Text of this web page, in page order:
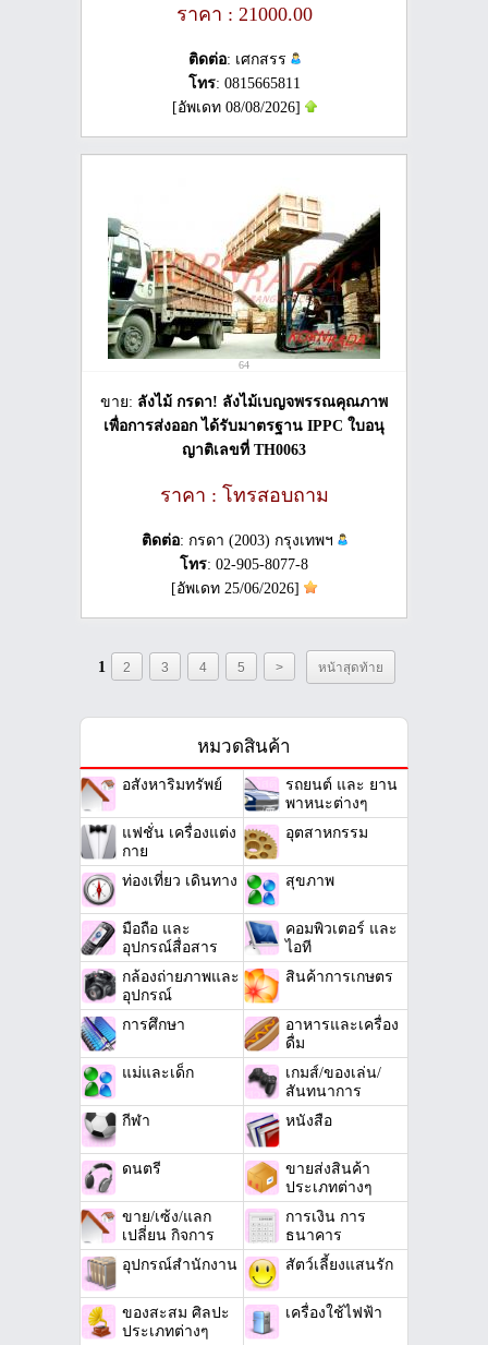
ราคา : 21000.00
ติดต่อ: เศกสรร
โทร: 0815665811
[อัพเดท 08/08/2026]
64
ขาย: ลังไม้ กรดา! ลังไม้เบญจพรรณคุณภาพ
เพื่อการส่งออก ได้รับมาตรฐาน IPPC ใบอนุ
ญาติเลขที่ TH0063
ราคา : โทรสอบถาม
ติดต่อ: กรดา (2003) กรุงเทพฯ
โทร: 02-905-8077-8
[อัพเดท 25/06/2026]
1 2 3 4 5 > หน้าสุดท้าย
หมวดสินค้า
อสังหาริมทรัพย์
รถยนต์ และ ยาน
พาหนะต่างๆ
แฟชั่น เครื่องแต่ง
กาย
อุตสาหกรรม
ท่องเที่ยว เดินทาง สุขภาพ
มือถือ และ
อุปกรณ์สื่อสาร
คอมพิวเตอร์ และ
ไอที
กล้องถ่ายภาพและ
อุปกรณ์
สินค้าการเกษตร
การศึกษา
อาหารและเครื่อง
ดื่ม
แม่และเด็ก
เกมส์/ของเล่น/
สันทนาการ
กีฬา
หนังสือ
ดนตรี
ขายส่งสินค้า
ประเภทต่างๆ
ขาย/เซ้ง/แลก
เปลี่ยน กิจการ
การเงิน การ
ธนาคาร
อุปกรณ์สำนักงาน
สัตว์เลี้ยงแสนรัก
ของสะสม ศิลปะ
ประเภทต่างๆ
เครื่องใช้ไฟฟ้า